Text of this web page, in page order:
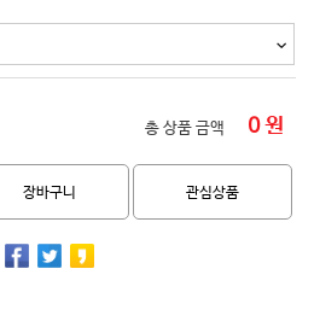
총 상품 금액 0원
장바구니 관심상품